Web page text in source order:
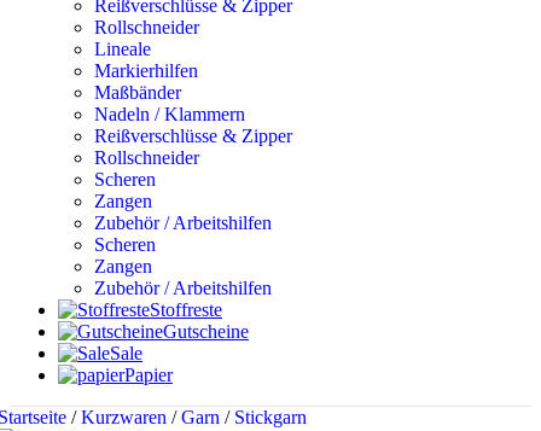
Reißverschlüsse & Zipper
Rollschneider
Lineale
Markierhilfen
Maßbänder
Nadeln / Klammern
Reißverschlüsse & Zipper
Rollschneider
Scheren
Zangen
Zubehör / Arbeitshilfen
Scheren
Zangen
Zubehör / Arbeitshilfen
Stoffreste
Gutscheine
Sale
Papier
/ Kurzwaren / Garn / Stickgarn